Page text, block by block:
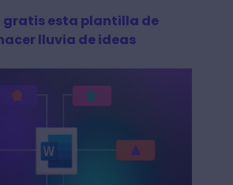
gratis esta plantilla de
lluvia de ideas